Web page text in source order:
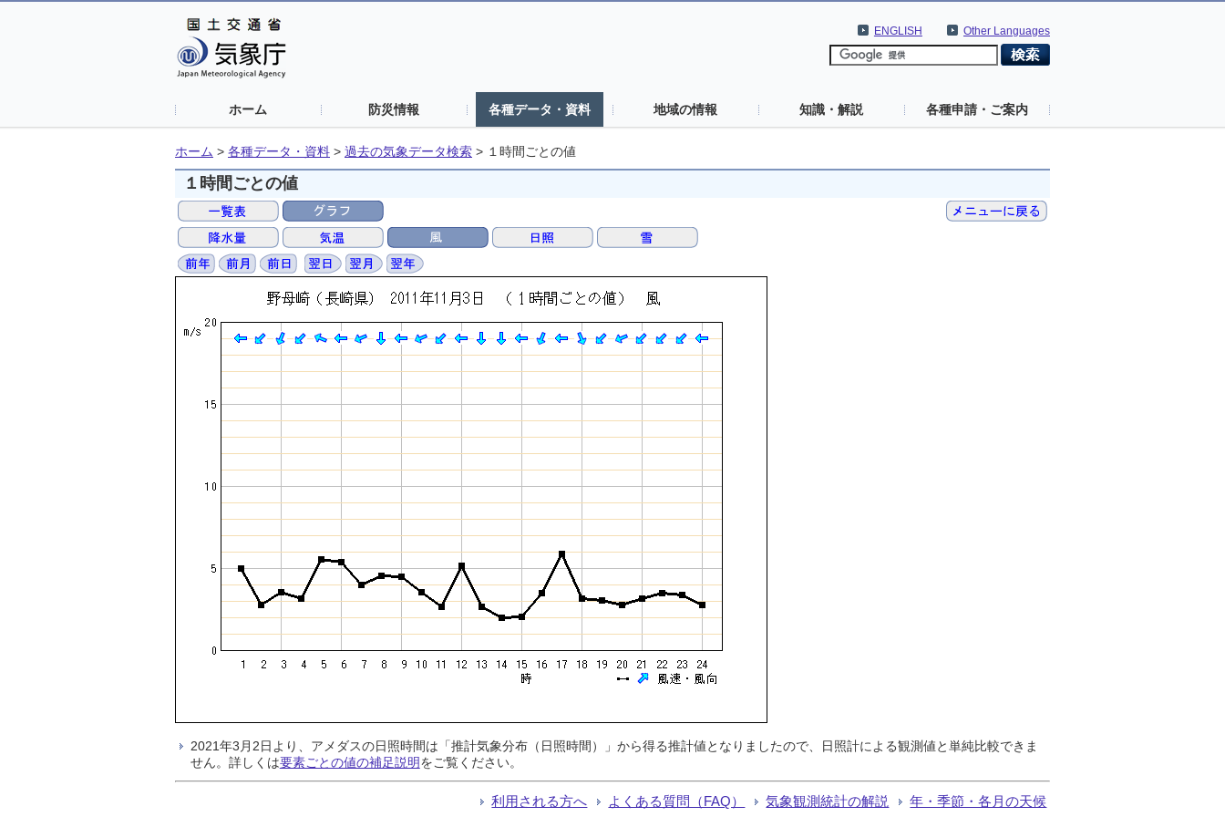
Other Languages
ENGLISH
ホーム 防災情報 各種データ・資料 地域の情報 知識・解説 各種申請・ご案内
ホーム > 各種データ・資料 > 過去の気象データ検索 > １時間ごとの値
１時間ごとの値
2021年3月2日より、アメダスの日照時間は「推計気象分布（日照時間）」から得る推計値となりましたので、日照計による観測値と単純比較できま
せん。詳しくは要素ごとの値の補足説明をご覧ください。
利用される方へ よくある質問（FAQ） 気象観測統計の解説 年・季節・各月の天候